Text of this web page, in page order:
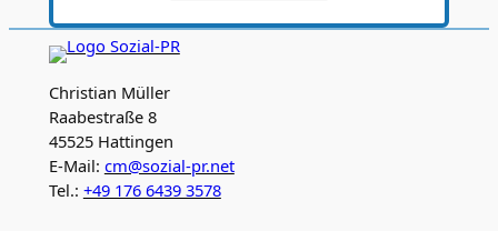
Christian Müller
Raabestraße 8
45525 Hattingen
E-Mail: cm@sozial-pr.net
Tel.: +49 176 6439 3578